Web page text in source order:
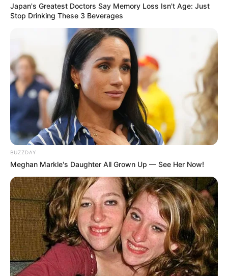
Ukuran Tubuh: –
Ukuran Sepatu: –
Ukuran Baju: –
Pendidikan
SD Negeri Rawajati 08 Pagi
SMP Negeri 41 Jakarta
SMA Negeri 28 Jakarta
Universitas Indonesia Fakultas Hukum
Keluarga
Ayah: Qomaruzzaman
Ibu: Oktarina Aqmarina
Saudara: Ahmad Dekatama, Isnania Nurlintang
Pacar
Ditelusuri pada tahun 2023, tidak ada informasi yang detail yang
Japan's Greatest Doctors Say Memory Loss Isn't Age: Just
Stop Drinking These 3 Beverages
BUZZDAY
Meghan Markle's Daughter All Grown Up — See Her Now!